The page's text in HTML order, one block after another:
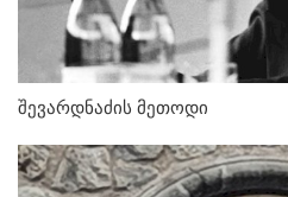
შევარდნაძის მეთოდი